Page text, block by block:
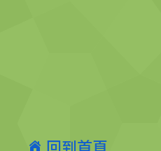
回到首頁